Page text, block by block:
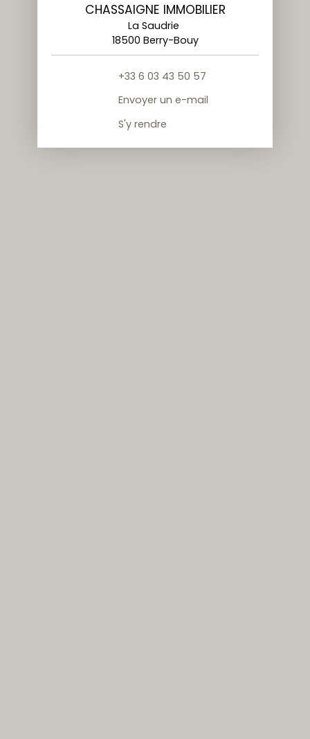
CHASSAIGNE IMMOBILIER
La Saudrie
18500 Berry-Bouy
+33 6 03 43 50 57
Envoyer un e-mail
S'y rendre